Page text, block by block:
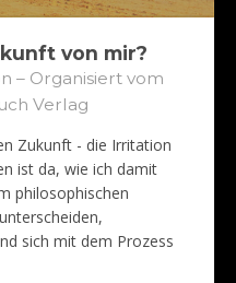
von mir?
– Organisiert vom
Verlag
Zukunft - die Irritation
ist da, wie ich damit
philosophischen
sich mit dem Prozess